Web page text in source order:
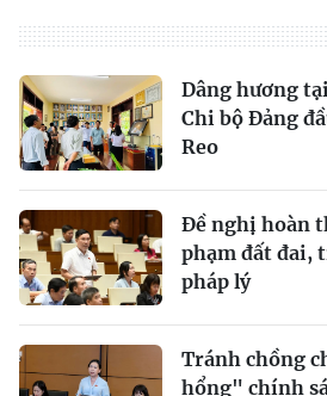
Dâng hương
Chi bộ Đảng
Reo
Đề nghị hoàn
phạm đất đai,
pháp lý
Tránh chồng
hổng" chính